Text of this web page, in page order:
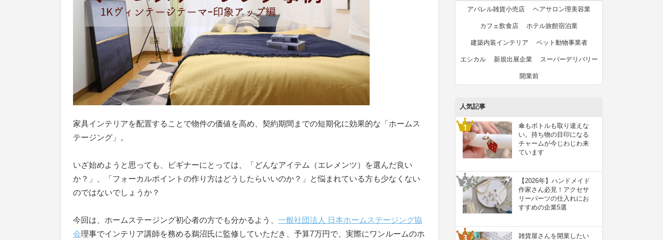
家具インテリアを配置することで物件の価値を高め、契約期間までの短期化に効果的な「ホームス
テージング」。
いざ始めようと思っても、ビギナーにとっては、「どんなアイテム（エレメンツ）を選んだ良い
か？」、「フォーカルポイントの作り方はどうしたらいいのか？」と悩まれている方も少なくない
のではないでしょうか？
今回は、ホームステージング初心者の方でも分かるよう、 一般社団法人 日本ホームステージング協
会理事でインテリア講師を務める鵜沼氏に監修していただき、予算7万円で、実際にワンルームのホ
アパレル雑貨小売店 ヘアサロン理美容業
カフェ飲食店 ホテル旅館宿泊業
建築内装インテリア ペット動物事業者
エシカル 新規出展企業 スーパーデリバリー
開業前
人気記事
傘もボトルも取り違えな
い。持ち物の目印になる
チャームが今じわじわ来
ています
【2026年】ハンドメイド
作家さん必見！アクセサ
リーパーツの仕入れにお
すすめの企業5選
雑貨屋さんを開業したい